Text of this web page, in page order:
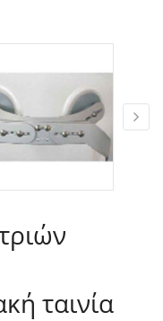
ταινία